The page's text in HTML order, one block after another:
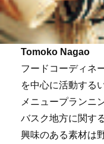
Tomoko Nagao
フードコーディネ
を中心に活動する
メニュープランニ
バスク地方に関す
興味のある素材は